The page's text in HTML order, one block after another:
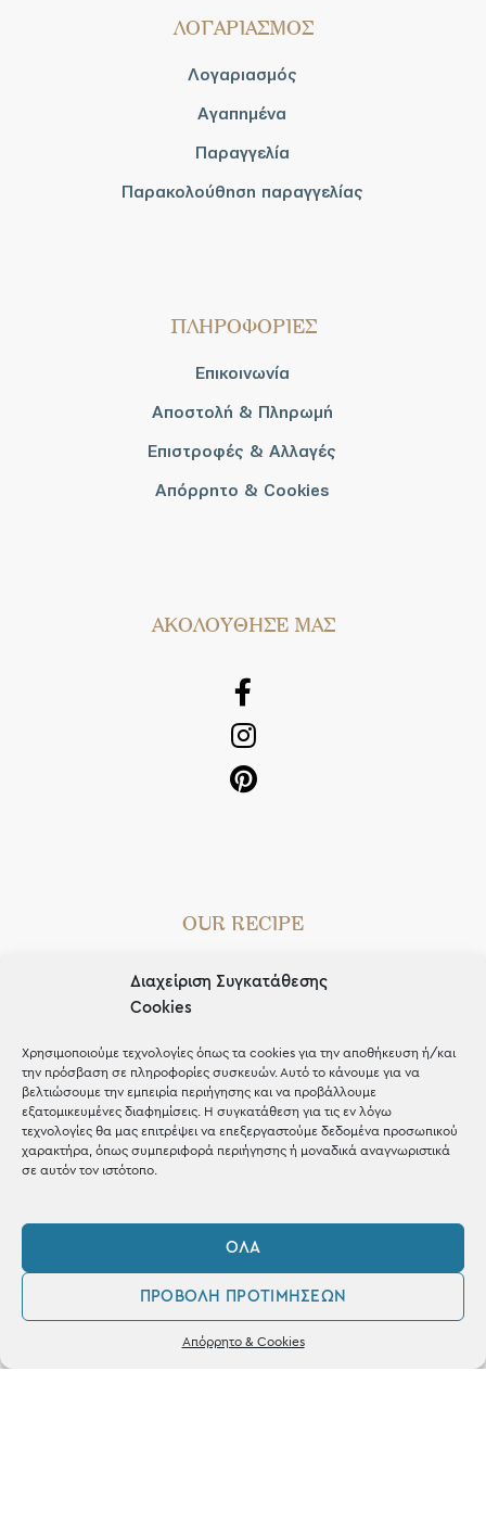
Διαχείριση Συγκατάθεσης
Cookies
Χρησιμοποιούμε τεχνολογίες όπως τα cookies για την αποθήκευση ή/και
την πρόσβαση σε πληροφορίες συσκευών. Αυτό το κάνουμε για να
βελτιώσουμε την εμπειρία περιήγησης και να προβάλλουμε
εξατομικευμένες διαφημίσεις. Η συγκατάθεση για τις εν λόγω
τεχνολογίες θα μας επιτρέψει να επεξεργαστούμε δεδομένα προσωπικού
χαρακτήρα, όπως συμπεριφορά περιήγησης ή μοναδικά αναγνωριστικά
σε αυτόν τον ιστότοπο.
ΌΛΑ
ΠΡΟΒΟΛΉ ΠΡΟΤΙΜΉΣΕΩΝ
Απόρρητο & Cookies
ΛΟΓΑΡΙΑΣΜΟΣ
Λογαριασμός
Αγαπημένα
Παραγγελία
Παρακολούθηση παραγγελίας
ΠΛΗΡΟΦΟΡΙΕΣ
Επικοινωνία
Αποστολή & Πληρωμή
Επιστροφές & Αλλαγές
Απόρρητο & Cookies
AΚΟΛΟΥΘΗΣΕ ΜΑΣ
OUR RECIPE
Gifts
Blog
Shop the look
ΚΑΤΑΣΤΗΜΑ
Σταθά 17, 38221 Βόλος
2421 217300
Δευ / Τετ / Σαβ: 09:00 - 15:00
0